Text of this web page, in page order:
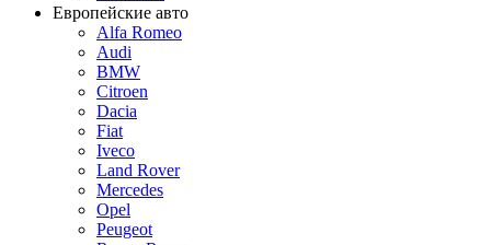
Европейские авто
Alfa Romeo
Audi
BMW
Citroen
Dacia
Fiat
Iveco
Land Rover
Mercedes
Opel
Peugeot